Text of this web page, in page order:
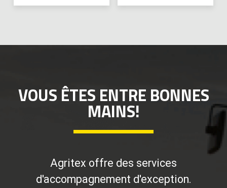
VOUS ÊTES ENTRE BONNES
MAINS!
Agritex offre des services
d'accompagnement d'exception.